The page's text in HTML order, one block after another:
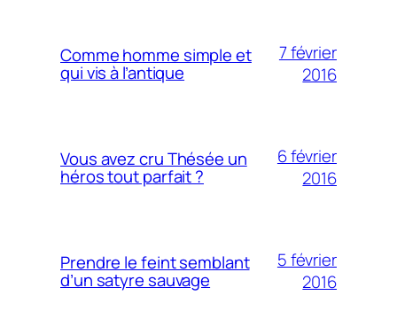
Comme homme simple et
qui vis à l’antique
7 février
2016
Vous avez cru Thésée un
héros tout parfait ?
6 février
2016
Prendre le feint semblant
d’un satyre sauvage
5 février
2016